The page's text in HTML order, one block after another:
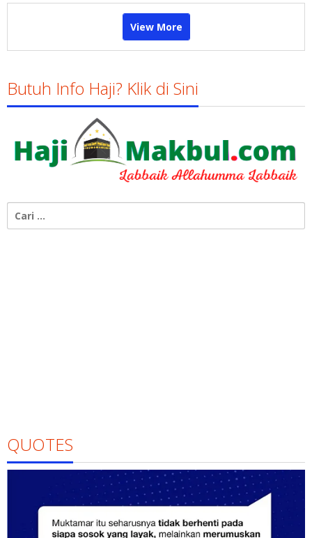
View More
Butuh Info Haji? Klik di Sini
untuk:
QUOTES